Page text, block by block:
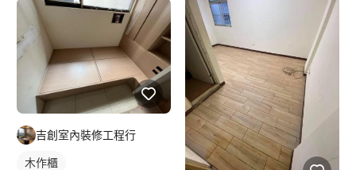
吉創室內裝修工程行
木作櫃